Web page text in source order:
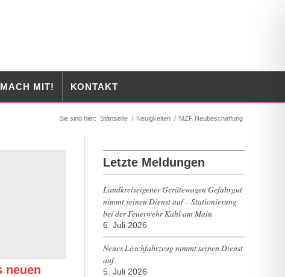
MACH MIT! KONTAKT
Sie sind hier: Startseite / Neuigkeiten / MZF Neubeschaffung
neuen
Letzte Meldungen
Landkreiseigener Gerätewagen Gefahrgut
nimmt seinen Dienst auf – Stationierung
bei der Feuerwehr Kahl am Main
6. Juli 2026
Neues Löschfahrzeug nimmt seinen Dienst
auf
5. Juli 2026